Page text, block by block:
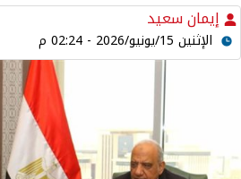
إيمان سعيد
الإثنين 15/يونيو/2026 - 02:24 م